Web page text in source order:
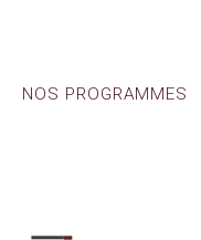
NOS PROGRAMMES